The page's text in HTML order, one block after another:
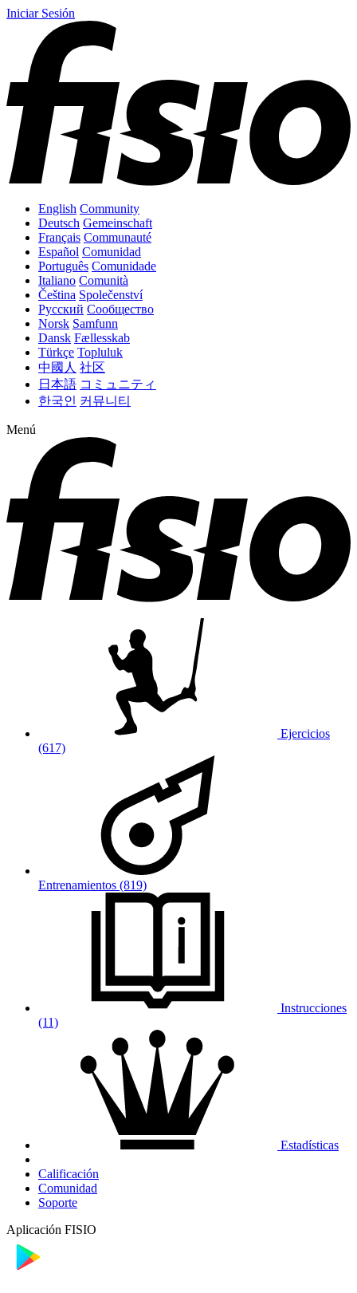
Iniciar Sesión
English Community
Deutsch Gemeinschaft
Français Communauté
Español Comunidad
Português Comunidade
Italiano Comunità
Čeština Společenství
Русский Сообщество
Norsk Samfunn
Dansk Fællesskab
Türkçe Topluluk
中國人 社区
日本語 コミュニティ
한국인 커뮤니티
Menú
Ejercicios
(617)
Entrenamientos (819)
Instrucciones
(11)
Estadísticas
Calificación
Comunidad
Soporte
Aplicación FISIO